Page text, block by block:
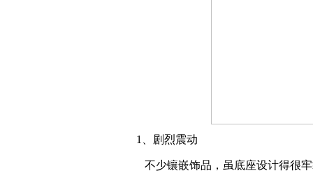
1、剧烈震动
不少镶嵌饰品，虽底座设计得很